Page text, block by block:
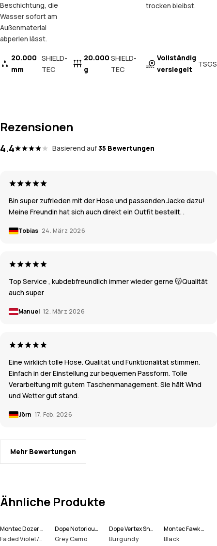
Beschichtung, die
Wasser sofort am
Außenmaterial
abperlen lässt.
20.000
mm
SHIELD-
TEC
20.000
g
SHIELD-
TEC
trocken bleibst.
Vollständig
versiegelt
TSGS
Rezensionen
4.4 Basierend auf35 Bewertungen
Bin super zufrieden mit der Hose und passenden Jacke dazu!
Meine Freundin hat sich auch direkt ein Outfit bestellt. .
Tobias 24. März 2026
Top Service , kubdebfreundlich immer wieder gerne 😽Qualität
auch super
Manuel 12. März 2026
Eine wirklich tolle Hose. Qualität und Funktionalität stimmen.
Einfach in der Einstellung zur bequemen Passform. Tolle
Verarbeitung mit gutem Taschenmanagement. Sie hält Wind
und Wetter gut stand.
Jörn 17. Feb. 2026
Mehr Bewertungen
Ähnliche Produkte
Montec Dozer W Skihose Damen
Faded Violet/Black
Dope Notorious B.I.B Snowboardhose Herren
Grey Camo
Dope Vertex Snowboardhose Herren
Burgundy
Montec Fawk W Skihose Damen
Black